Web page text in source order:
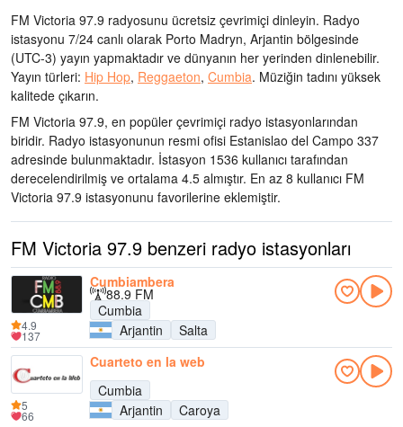
FM Victoria 97.9 radyosunu ücretsiz çevrimiçi dinleyin. Radyo
istasyonu 7/24 canlı olarak Porto Madryn, Arjantin bölgesinde
(UTC-3) yayın yapmaktadır ve dünyanın her yerinden dinlenebilir.
Yayın türleri: Hip Hop, Reggaeton, Cumbia. Müziğin tadını yüksek
kalitede çıkarın.
FM Victoria 97.9, en popüler çevrimiçi radyo istasyonlarından
biridir. Radyo istasyonunun resmi ofisi Estanislao del Campo 337
adresinde bulunmaktadır. İstasyon 1536 kullanıcı tarafından
derecelendirilmiş ve ortalama 4.5 almıştır. En az 8 kullanıcı FM
Victoria 97.9 istasyonunu favorilerine eklemiştir.
FM Victoria 97.9 benzeri radyo istasyonları
Cumbiambera
88.9 FM
Cumbia
Arjantin
Salta
4.9
137
Cuarteto en la web
Cumbia
Arjantin
Caroya
5
66